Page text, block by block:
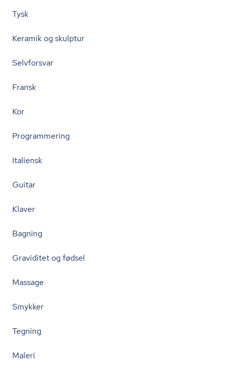
Tysk
Keramik og skulptur
Selvforsvar
Fransk
Kor
Programmering
Italiensk
Guitar
Klaver
Bagning
Graviditet og fødsel
Massage
Smykker
Tegning
Maleri